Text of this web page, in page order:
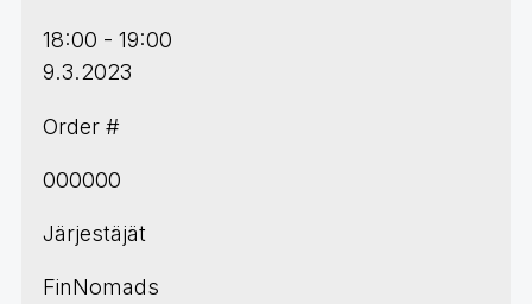
18:00 - 19:00
9.3.2023
Order #
000000
Järjestäjät
FinNomads